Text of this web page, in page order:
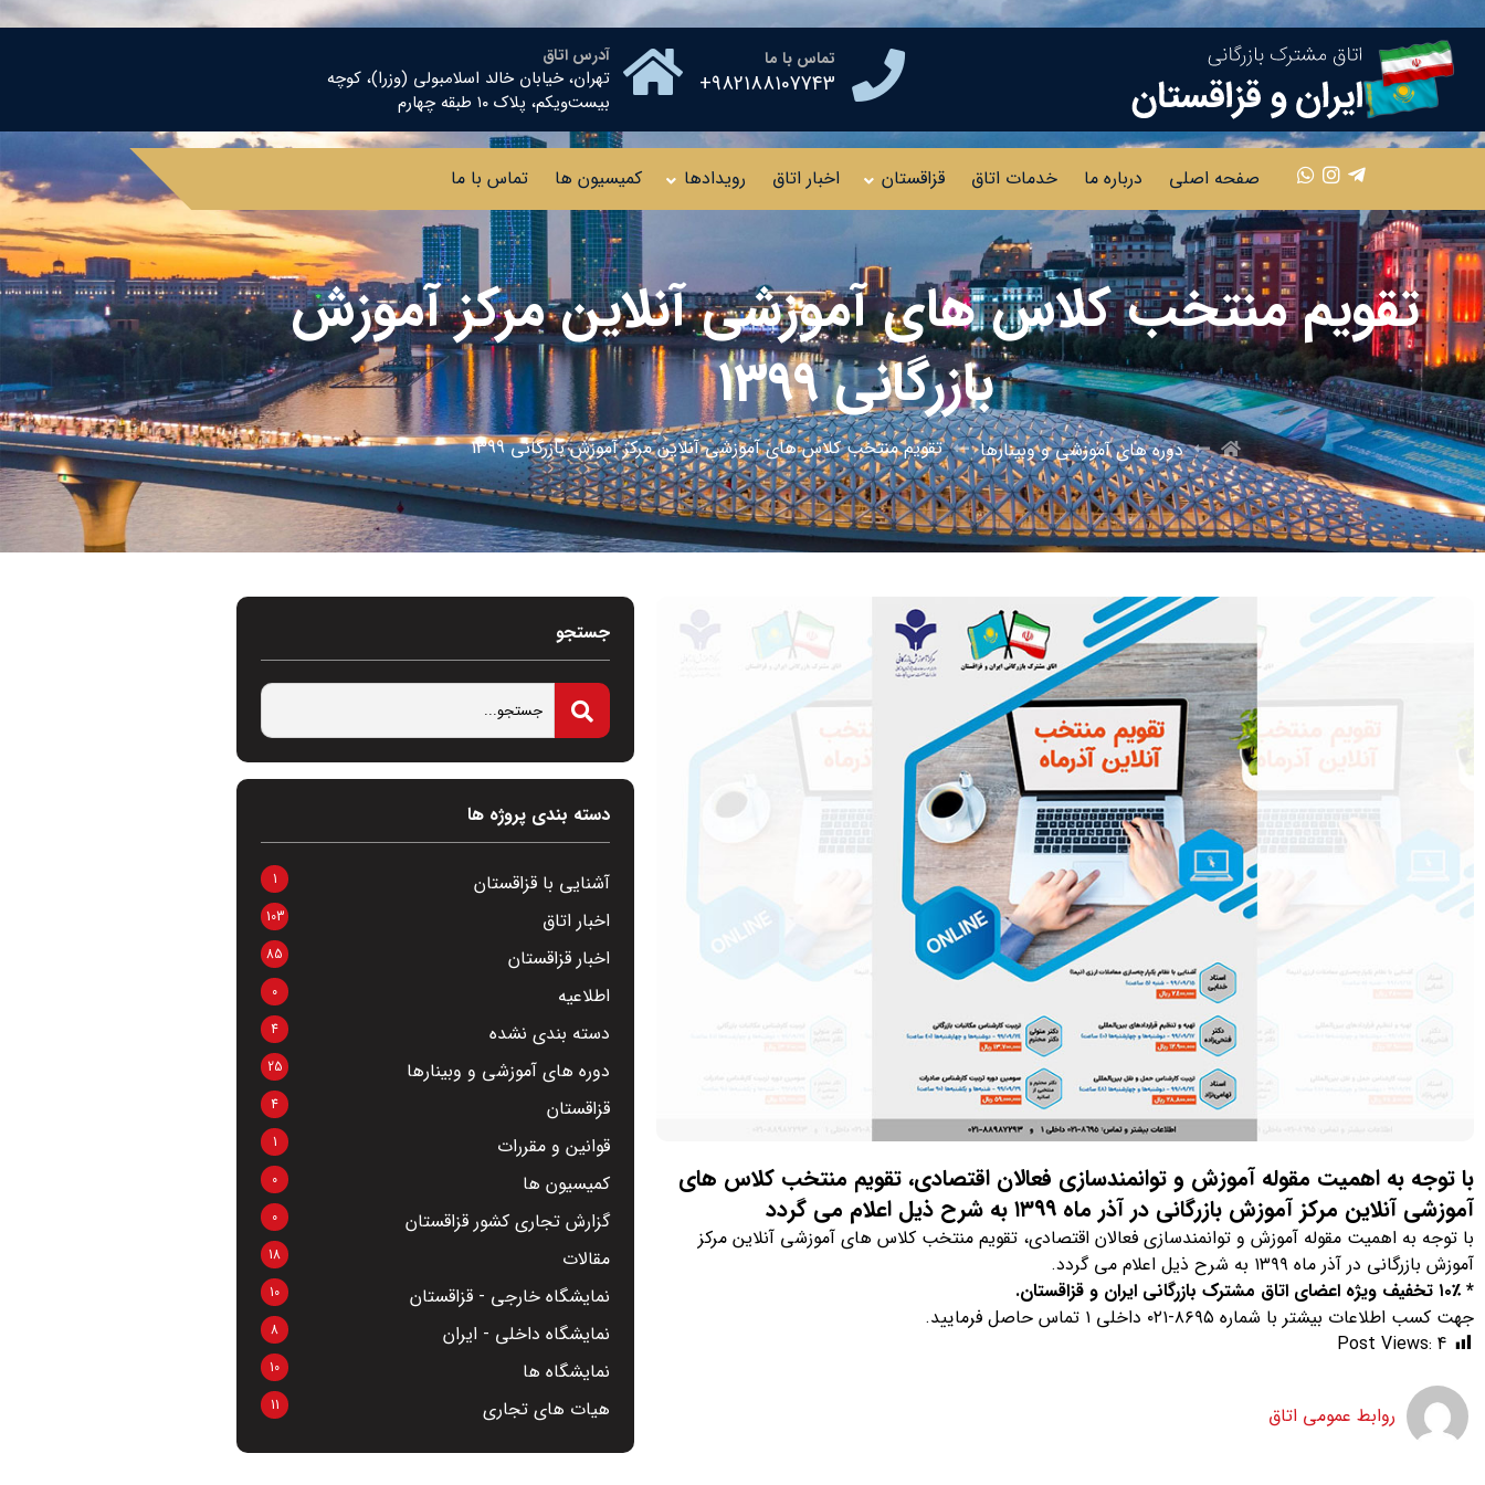
تماس با ما
982188107743+
آدرس اتاق
تهران، خیابان خالد اسلامبولی (وزرا)، کوچه
بیست‌ویکم، پلاک ۱۰ طبقه چهارم
صفحه اصلی درباره ما خدمات اتاق قزاقستان اخبار اتاق رویدادها کمیسیون ها تماس با ما
تقویم منتخب کلاس های آموزشی آنلاین مرکز آموزش
بازرگانی 1399
دوره های آموزشی و وبینارها تقویم منتخب کلاس های آموزشی آنلاین مرکز آموزش بازرگانی 1399
با توجه به اهمیت مقوله آموزش و توانمندسازی فعالان اقتصادی، تقویم منتخب کلاس های
آموزشی آنلاین مرکز آموزش بازرگانی در آذر ماه ۱۳۹۹ به شرح ذیل اعلام می گردد
با توجه به اهمیت مقوله آموزش و توانمندسازی فعالان اقتصادی، تقویم منتخب کلاس های آموزشی آنلاین مرکز
آموزش بازرگانی در آذر ماه ۱۳۹۹ به شرح ذیل اعلام می گردد.
* ۱۰٪ تخفیف ویژه اعضای اتاق مشترک بازرگانی ایران و قزاقستان.
جهت کسب اطلاعات بیشتر با شماره ۸۶۹۵-۰۲۱ داخلی ۱ تماس حاصل فرمایید.
Post Views: 4
روابط عمومی اتاق
جستجو
دسته بندی پروژه ها
آشنایی با قزاقستان 1
اخبار اتاق 103
اخبار قزاقستان 85
اطلاعیه 0
دسته بندی نشده 4
دوره های آموزشی و وبینارها 25
قزاقستان 4
قوانین و مقررات 1
کمیسیون ها 0
گزارش تجاری کشور قزاقستان 0
مقالات 18
نمایشگاه خارجی - قزاقستان 10
نمایشگاه داخلی - ایران 8
نمایشگاه ها 10
هیات های تجاری 11